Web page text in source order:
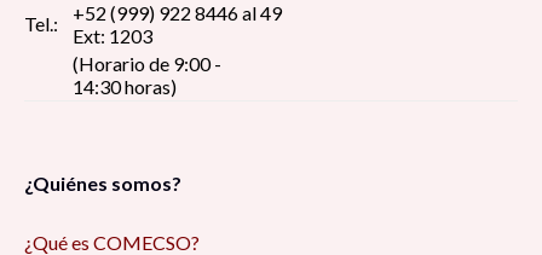
Tel.:
+52 (999) 922 8446 al 49
Ext: 1203
(Horario de 9:00 -
14:30 horas)
¿Quiénes somos?
¿Qué es COMECSO?